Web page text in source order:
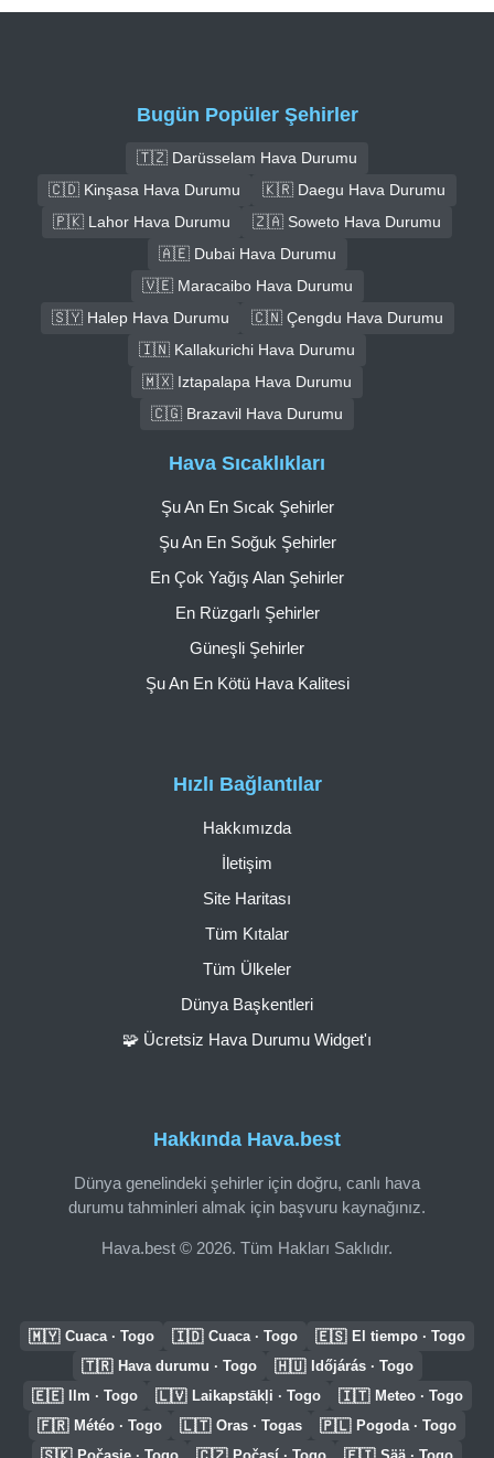
Bugün Popüler Şehirler
🇹🇿 Darüsselam Hava Durumu
🇨🇩 Kinşasa Hava Durumu
🇰🇷 Daegu Hava Durumu
🇵🇰 Lahor Hava Durumu
🇿🇦 Soweto Hava Durumu
🇦🇪 Dubai Hava Durumu
🇻🇪 Maracaibo Hava Durumu
🇸🇾 Halep Hava Durumu
🇨🇳 Çengdu Hava Durumu
🇮🇳 Kallakurichi Hava Durumu
🇲🇽 Iztapalapa Hava Durumu
🇨🇬 Brazavil Hava Durumu
Hakkında Hava.best
Dünya genelindeki şehirler için doğru, canlı hava
durumu tahminleri almak için başvuru kaynağınız.
Hava.best © 2026. Tüm Hakları Saklıdır.
Hızlı Bağlantılar
Hakkımızda
İletişim
Site Haritası
Tüm Kıtalar
Tüm Ülkeler
Dünya Başkentleri
🧩 Ücretsiz Hava Durumu Widget'ı
Hava Sıcaklıkları
Şu An En Sıcak Şehirler
Şu An En Soğuk Şehirler
En Çok Yağış Alan Şehirler
En Rüzgarlı Şehirler
Güneşli Şehirler
Şu An En Kötü Hava Kalitesi
🇲🇾 Cuaca · Togo 🇮🇩 Cuaca · Togo 🇪🇸 El tiempo · Togo
🇹🇷 Hava durumu · Togo 🇭🇺 Időjárás · Togo
🇪🇪 Ilm · Togo 🇱🇻 Laikapstākļi · Togo 🇮🇹 Meteo · Togo
🇫🇷 Météo · Togo 🇱🇹 Oras · Togas 🇵🇱 Pogoda · Togo